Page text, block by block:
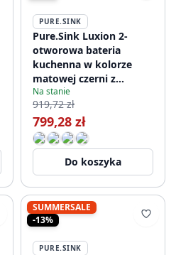
PURE.SINK
Pure.Sink Luxion 2-
otworowa bateria
kuchenna w kolorze
matowej czerni z
wygiętą wylewką
PLX2HU-10
Na stanie
919,72 zł
799,28 zł
Do koszyka
SUMMERSALE
-13%
PURE.SINK